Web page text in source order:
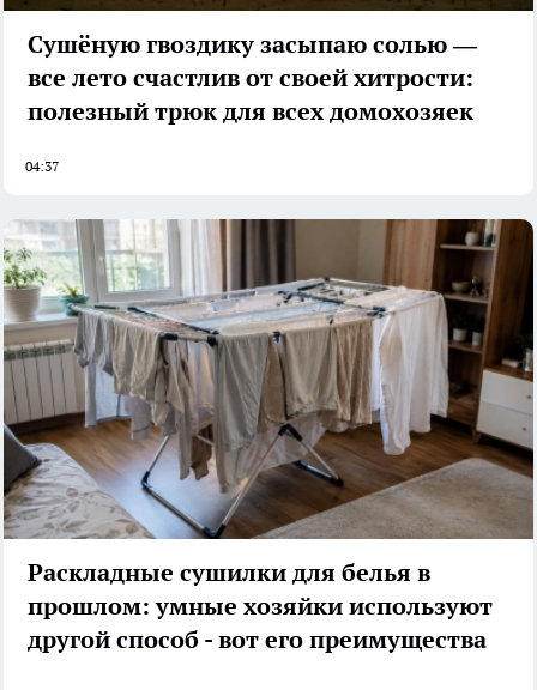
Сушёную гвоздику засыпаю солью —
все лето счастлив от своей хитрости:
полезный трюк для всех домохозяек
04:37
Раскладные сушилки для белья в
прошлом: умные хозяйки используют
другой способ - вот его преимущества